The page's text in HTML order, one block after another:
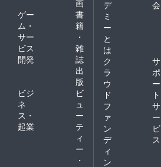
画
ゲー
ム・
サー
ビス
開発
書
籍
・
雑
誌
出
版
ビジ
ネ
ス・
起業
ビ
ュ
ー
テ
ィ
ー
・
デ
ミ
ー
と
は
会
ク
ラ
ウ
ド
フ
ァ
ン
デ
ィ
ン
サ
ポ
ー
ト
サ
ー
ビ
ス